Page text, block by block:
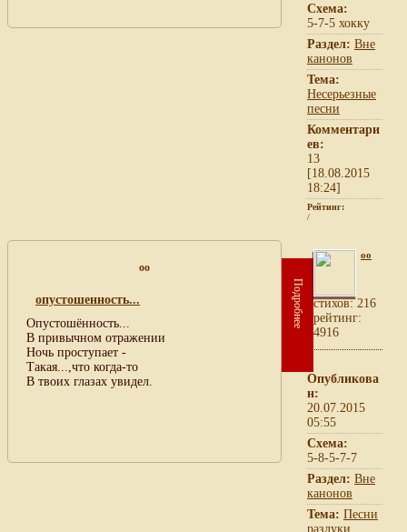
Схема:
5-7-5 хокку
Раздел: Вне
канонов
Тема:
Несерьезные
песни
Комментари
ев:
13
[18.08.2015
18:24]
Рейтинг:
/
oo
опустошенность...
Опустошённость...
В привычном отражении
Ночь проступает -
Такая...,что когда-то
В твоих глазах увидел.
Подробнее
oo
cтихов: 216
рейтинг:
4916
Опубликова
н:
20.07.2015
05:55
Схема:
5-8-5-7-7
Раздел: Вне
канонов
Тема: Песни
разлуки